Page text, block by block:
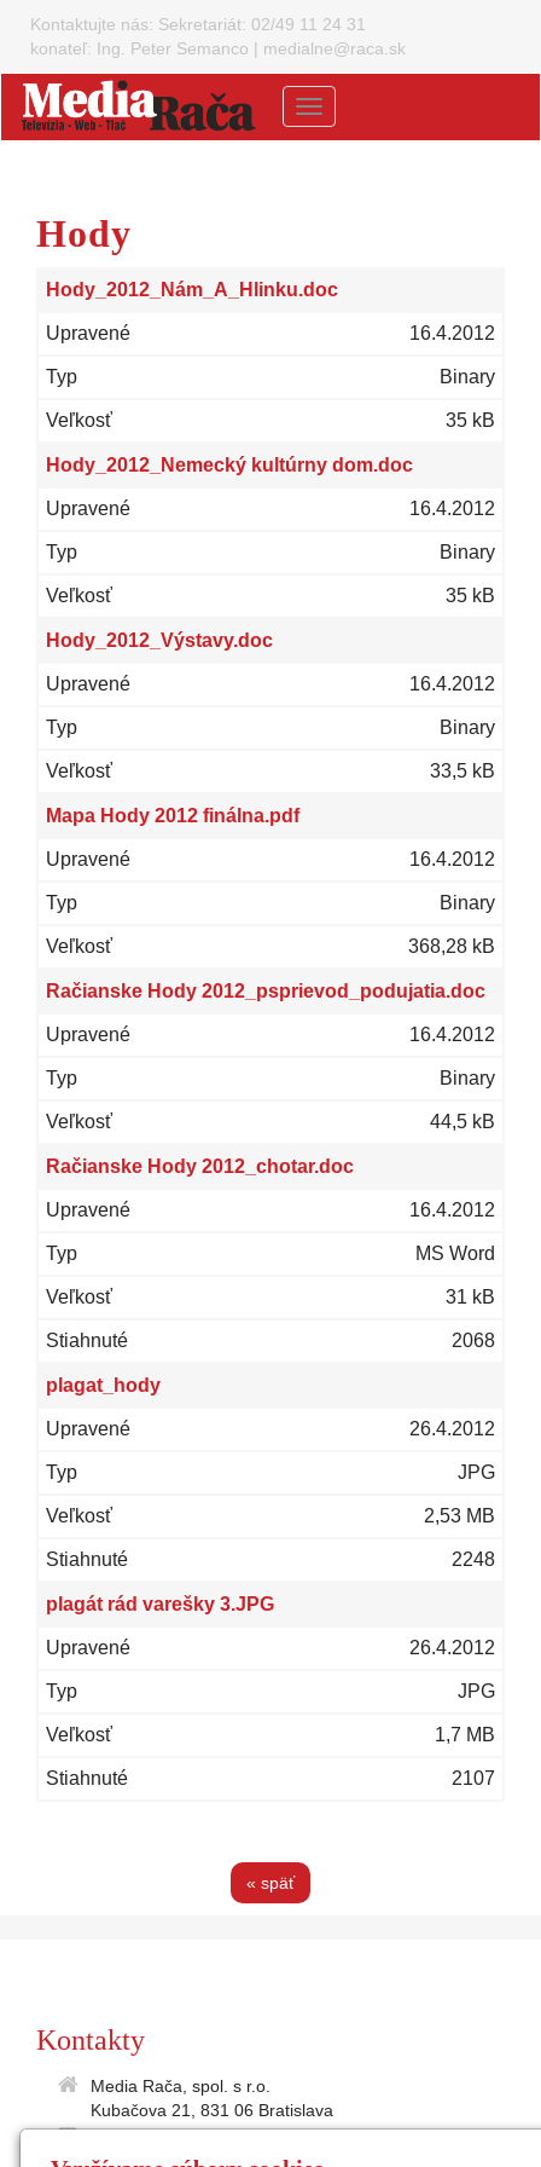
Kontaktujte nás: Sekretariát: 02/49 11 24 31
konateľ: Ing. Peter Semanco | medialne@raca.sk
Menu
Hody
Hody_2012_Nám_A_Hlinku.doc
16.4.2012
Binary
35 kB
Hody_2012_Nemecký kultúrny dom.doc
16.4.2012
Binary
35 kB
Hody_2012_Výstavy.doc
16.4.2012
Binary
33,5 kB
Mapa Hody 2012 finálna.pdf
16.4.2012
Binary
368,28 kB
Račianske Hody 2012_psprievod_podujatia.doc
16.4.2012
Binary
44,5 kB
Račianske Hody 2012_chotar.doc
16.4.2012
MS Word
31 kB
2068
plagat_hody
26.4.2012
JPG
2,53 MB
2248
plagát rád varešky 3.JPG
26.4.2012
JPG
1,7 MB
2107
« späť
Kontakty
Media Rača, spol. s r.o.
Kubačova 21, 831 06 Bratislava